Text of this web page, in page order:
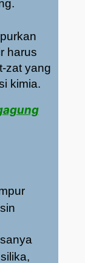
harus
zat yang
kimia.